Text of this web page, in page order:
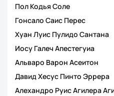
Пол Кодья Соле
Гонсало Саис Перес
Хуан Луис Пулидо Сантана
Иосу Галеч Апестегуиа
Альваро Варон Асеитон
Давид Хесус Пинто Эррера
Алехандро Руис Агилера